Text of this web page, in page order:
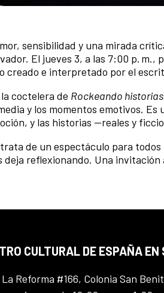
sensibilidad y una mirada
El jueves 3, a las 7:00 p. m.,
creado e interpretado por el
coctelera de Rockeando historias
y los momentos emotivos. Es
y las historias —reales y
de un espectáculo para
deja reflexionando. Una
CULTURAL DE ESPAÑA EN
La Reforma #166, Colonia San